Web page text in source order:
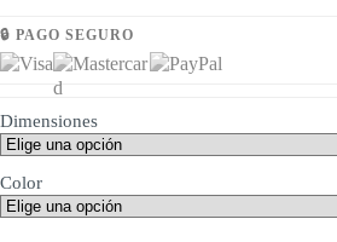
🔒 PAGO SEGURO
Dimensiones
Color